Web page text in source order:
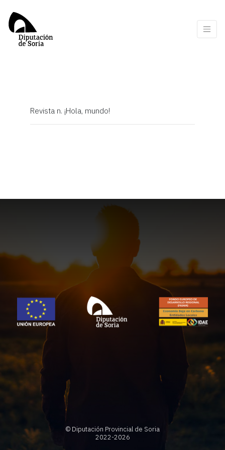
Sin categoría
Si aparece algo ha salido
mal
Revista n. ¡Hola, mundo!
© Diputación Provincial de Soria
2022-2026